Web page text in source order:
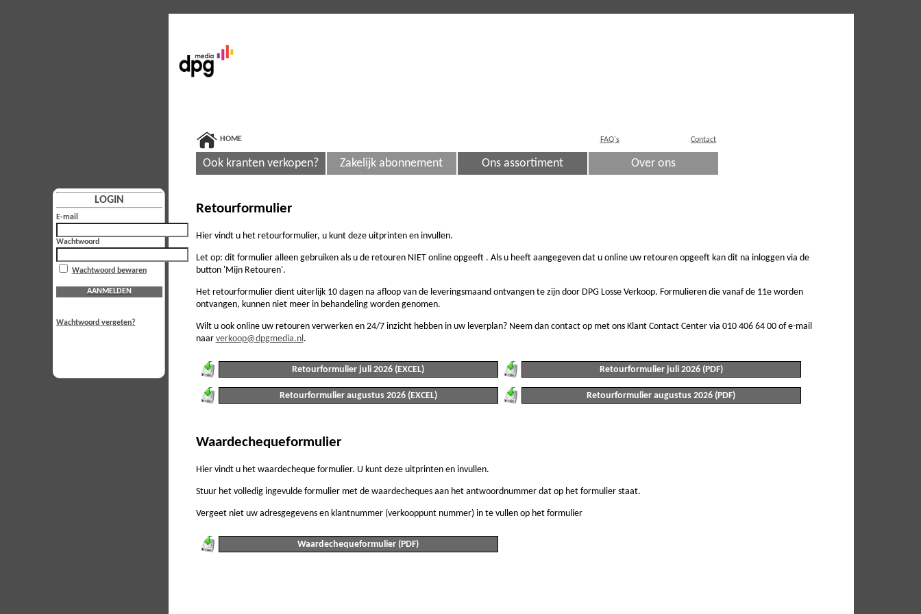
HOME FAQ's Contact
Ook kranten verkopen? Zakelijk abonnement Ons assortiment Over ons
LOGIN
E-mail
Wachtwoord
Wachtwoord bewaren
AANMELDEN
Wachtwoord vergeten?
Retourformulier
Hier vindt u het retourformulier, u kunt deze uitprinten en invullen.
Let op: dit formulier alleen gebruiken als u de retouren NIET online opgeeft . Als u heeft aangegeven dat u online uw retouren opgeeft kan dit na inloggen via de
button 'Mijn Retouren'.
Het retourformulier dient uiterlijk 10 dagen na afloop van de leveringsmaand ontvangen te zijn door DPG Losse Verkoop. Formulieren die vanaf de 11e worden
ontvangen, kunnen niet meer in behandeling worden genomen.
Wilt u ook online uw retouren verwerken en 24/7 inzicht hebben in uw leverplan? Neem dan contact op met ons Klant Contact Center via 010 406 64 00 of e-mail
naar verkoop@dpgmedia.nl .
Retourformulier juli 2026 (EXCEL) Retourformulier juli 2026 (PDF)
Retourformulier augustus 2026 (EXCEL) Retourformulier augustus 2026 (PDF)
Waardechequeformulier
Hier vindt u het waardecheque formulier. U kunt deze uitprinten en invullen.
Stuur het volledig ingevulde formulier met de waardecheques aan het antwoordnummer dat op het formulier staat.
Vergeet niet uw adresgegevens en klantnummer (verkooppunt nummer) in te vullen op het formulier
Waardechequeformulier (PDF)